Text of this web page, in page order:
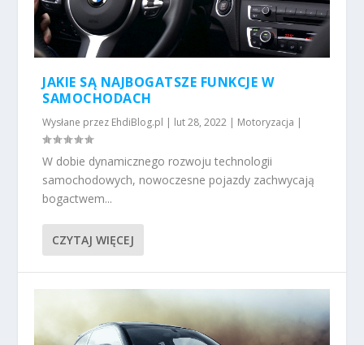
JAKIE SĄ NAJBOGATSZE FUNKCJE W
SAMOCHODACH
Wysłane przez EhdiBlog.pl | lut 28, 2022 | Motoryzacja |
W dobie dynamicznego rozwoju technologii
samochodowych, nowoczesne pojazdy zachwycają
bogactwem...
CZYTAJ WIĘCEJ